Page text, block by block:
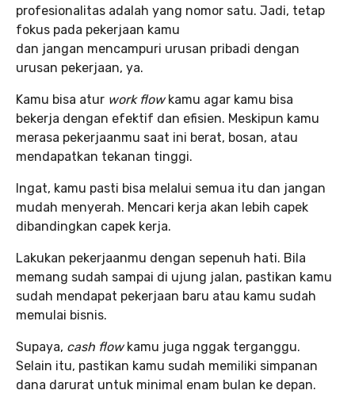
profesionalitas adalah yang nomor satu. Jadi, tetap
fokus pada pekerjaan kamu
dan jangan mencampuri urusan pribadi dengan
urusan pekerjaan, ya.
Kamu bisa atur work flowkamu agar kamu bisa
bekerja dengan efektif dan efisien. Meskipun kamu
merasa pekerjaanmu saat ini berat, bosan, atau
mendapatkan tekanan tinggi.
Ingat, kamu pasti bisa melalui semua itu dan jangan
mudah menyerah. Mencari kerja akan lebih capek
dibandingkan capek kerja.
Lakukan pekerjaanmu dengan sepenuh hati. Bila
memang sudah sampai di ujung jalan, pastikan kamu
sudah mendapat pekerjaan baru atau kamu sudah
memulai bisnis.
Supaya, cash flowkamu juga nggak terganggu.
Selain itu, pastikan kamu sudah memiliki simpanan
dana darurat untuk minimal enam bulan ke depan.